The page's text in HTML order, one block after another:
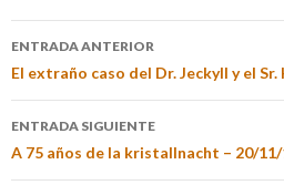
ENTRADA ANTERIOR
El extraño caso del Dr. Jeckyll y el
ENTRADA SIGUIENTE
A 75 años de la kristallnacht – 20/